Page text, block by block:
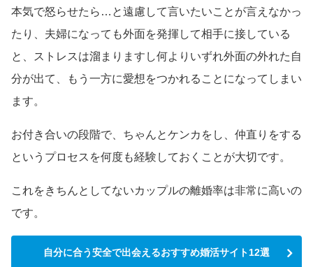
本気で怒らせたら…と遠慮して言いたいことが言えなかっ
たり、夫婦になっても外面を発揮して相手に接している
と、ストレスは溜まりますし何よりいずれ外面の外れた自
分が出て、もう一方に愛想をつかれることになってしまい
ます。
お付き合いの段階で、ちゃんとケンカをし、仲直りをする
というプロセスを何度も経験しておくことが大切です。
これをきちんとしてないカップルの離婚率は非常に高いの
です。
自分に合う安全で出会えるおすすめ婚活サイト12選